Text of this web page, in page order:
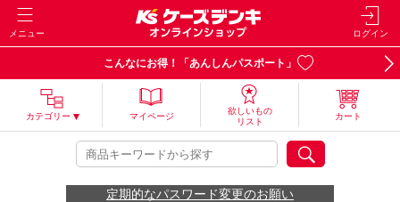
メニュー ログイン
こんなにお得！「あんしんパスポート」
カテゴリー マイページ
欲しいもの
リスト
カート
定期的なパスワード変更のお願い